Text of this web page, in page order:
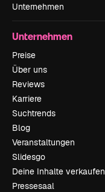
Unternehmen
Unternehmen
Preise
Über uns
Reviews
Karriere
Suchtrends
Blog
Veranstaltungen
Slidesgo
Deine Inhalte verkaufen
Pressesaal